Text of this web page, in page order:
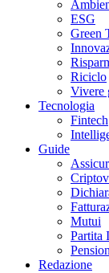
ESG
Green
Riciclo
Vivere
Tecnologia
Fintech
Guide
Mutui
Partita
Redazione